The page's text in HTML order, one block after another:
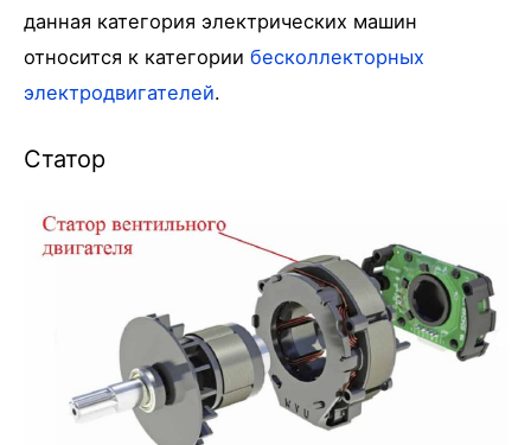
данная категория электрических машин
относится к категории бесколлекторных
электродвигателей.
Статор